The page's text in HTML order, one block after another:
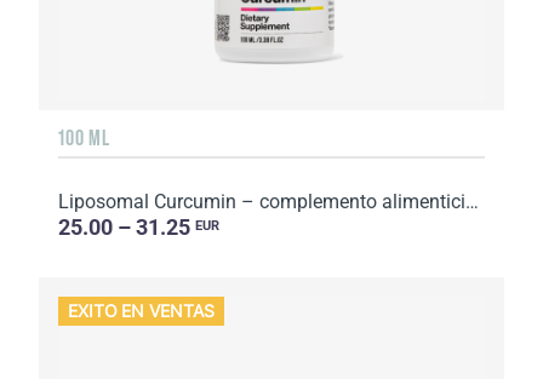
100 ML
Liposomal Curcumin – complemento alimenticio con edulcorantes. Volumen: 100 ml.
25.00 – 31.25 EUR
EXITO EN VENTAS